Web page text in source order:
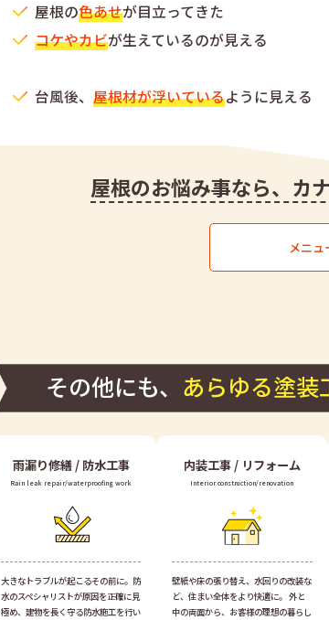
屋根の色あせが目立ってきた
コケやカビが生えているのが見える
台風後、 屋根材が浮いているように見える
屋根のお悩み事なら、 カ
メニュ
その他にも、 あらゆる塗装
雨漏り修繕 / 防水工事
Rain leak repair/waterproofing work
大きなトラブルが起こるその前に。防
水のスペシャリストが原因を正確に見
極め、建物を長く守る防水施工を行い
内装工事 / リフォーム
Interior construction/renovation
壁紙や床の張り替え、水回りの改装な
ど、住まい全体をより快適に。 外と
中の両面から、お客様の理想の暮らし